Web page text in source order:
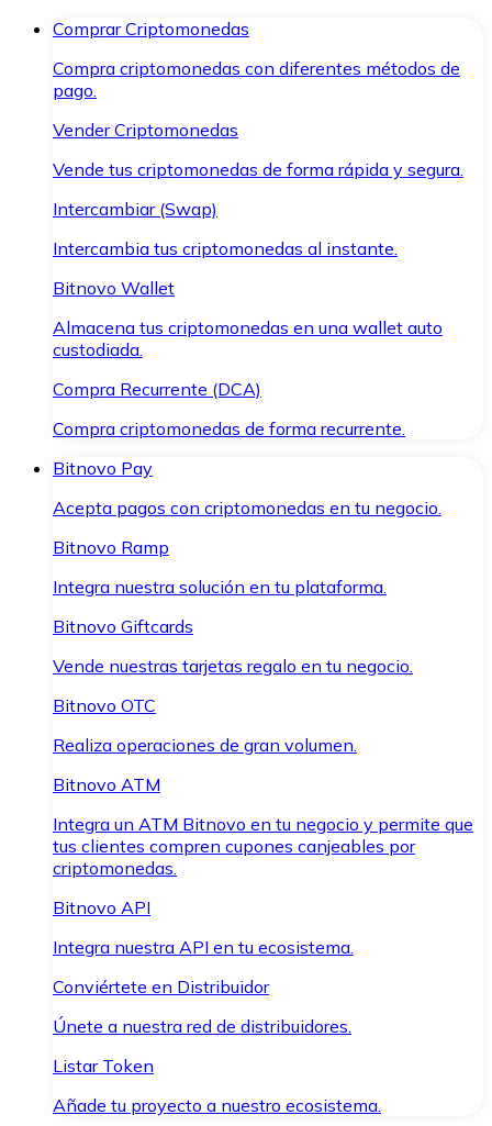
Comprar Criptomonedas
Compra criptomonedas con diferentes métodos de
pago.
Vender Criptomonedas
Vende tus criptomonedas de forma rápida y segura.
Intercambiar (Swap)
Intercambia tus criptomonedas al instante.
Bitnovo Wallet
Almacena tus criptomonedas en una wallet auto
custodiada.
Compra Recurrente (DCA)
Compra criptomonedas de forma recurrente.
Bitnovo Pay
Acepta pagos con criptomonedas en tu negocio.
Bitnovo Ramp
Integra nuestra solución en tu plataforma.
Bitnovo Giftcards
Vende nuestras tarjetas regalo en tu negocio.
Bitnovo OTC
Realiza operaciones de gran volumen.
Bitnovo ATM
Integra un ATM Bitnovo en tu negocio y permite que
tus clientes compren cupones canjeables por
criptomonedas.
Bitnovo API
Integra nuestra API en tu ecosistema.
Conviértete en Distribuidor
Únete a nuestra red de distribuidores.
Listar Token
Añade tu proyecto a nuestro ecosistema.